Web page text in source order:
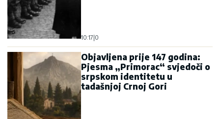
10:17|0
Objavljena prije 147 godina:
Pjesma „Primorac“ svjedoči o
srpskom identitetu u
tadašnjoj Crnoj Gori